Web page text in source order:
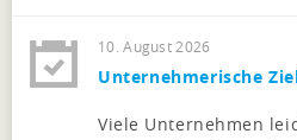
10. August 2026
Unternehmerische
Viele Unternehmen